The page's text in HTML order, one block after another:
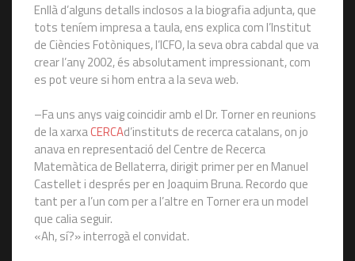
Enllà d’alguns detalls inclosos a la biografia adjunta, que
tots teníem impresa a taula, ens explica com l’Institut
de Ciències Fotòniques, l’ICFO, la seva obra cabdal que va
crear l’any 2002, és absolutament impressionant, com
es pot veure si hom entra a la seva web.
–Fa uns anys vaig coincidir amb el Dr. Torner en reunions
de la xarxaCERCAd’instituts de recerca catalans, on jo
anava en representació del Centre de Recerca
Matemàtica de Bellaterra, dirigit primer per en Manuel
Castellet i després per en Joaquim Bruna. Recordo que
tant per a l’un com per a l’altre en Torner era un model
que calia seguir.
«Ah, sí?» interrogà el convidat.